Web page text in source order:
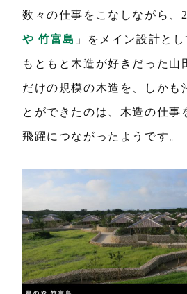
数々の仕事をこなしながら、
や 竹富島 」をメイン設計とし
もともと木造が好きだった山
だけの規模の木造を、しかも
とができたのは、木造の仕事
飛躍につながったようです。